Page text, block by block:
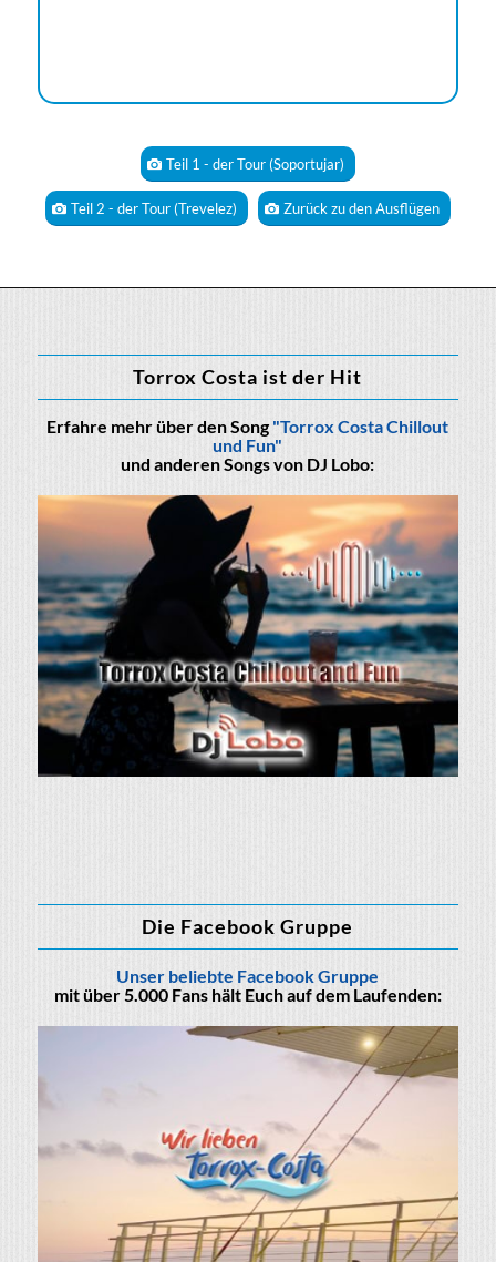
Teil 1 - der Tour (Soportujar)
Teil 2 - der Tour (Trevelez) Zurück zu den Ausflügen
Torrox Costa ist der Hit
Erfahre mehr über den Song"Torrox Costa Chillout
und Fun"
und anderen Songs von DJ Lobo:
Die Facebook Gruppe
Unser beliebte Facebook Gruppe
mit über 5.000 Fans hält Euch auf dem Laufenden: